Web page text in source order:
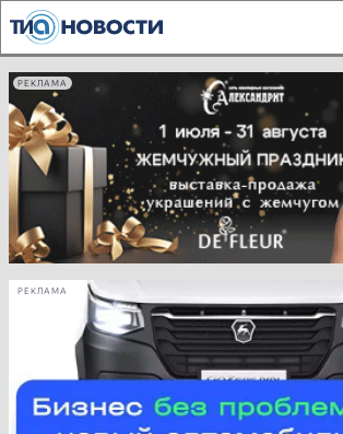
РЕКЛАМА
РЕКЛАМА